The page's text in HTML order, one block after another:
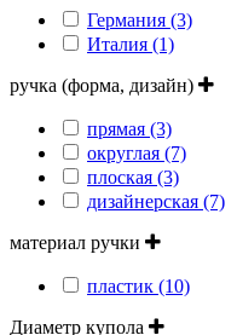
Германия (3)
Италия (1)
ручка (форма, дизайн)
прямая (3)
округлая (7)
плоская (3)
дизайнерская (7)
материал ручки
пластик (10)
Диаметр купола